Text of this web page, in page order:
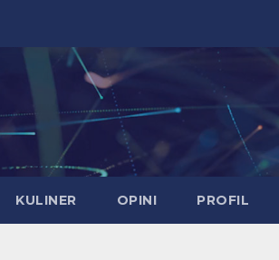
KULINER OPINI PROFIL